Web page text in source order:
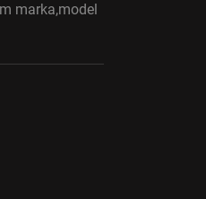
marka,model